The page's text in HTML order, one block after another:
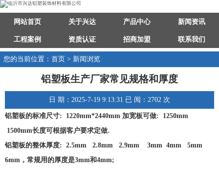
网站首页 关于兴达 产品中心 新闻资讯
工程案例 资质认证 招商加盟 联系我们
您的当前位置：首页 > 新闻浏览
铝塑板生产厂家常见规格和厚度
日 期：2025-7-19 9:13:31 已 阅：2702 次
铝塑板的标准尺寸: 1220mm*2440mm 加宽板可做: 1250mm
1500mm长度可根据客户要求定做.
铝塑板的整体厚度: 2.5mm 2.8mm 2.9mm 3mm 4mm 5mm
6mm，常规用的厚度是3mm和4mm;